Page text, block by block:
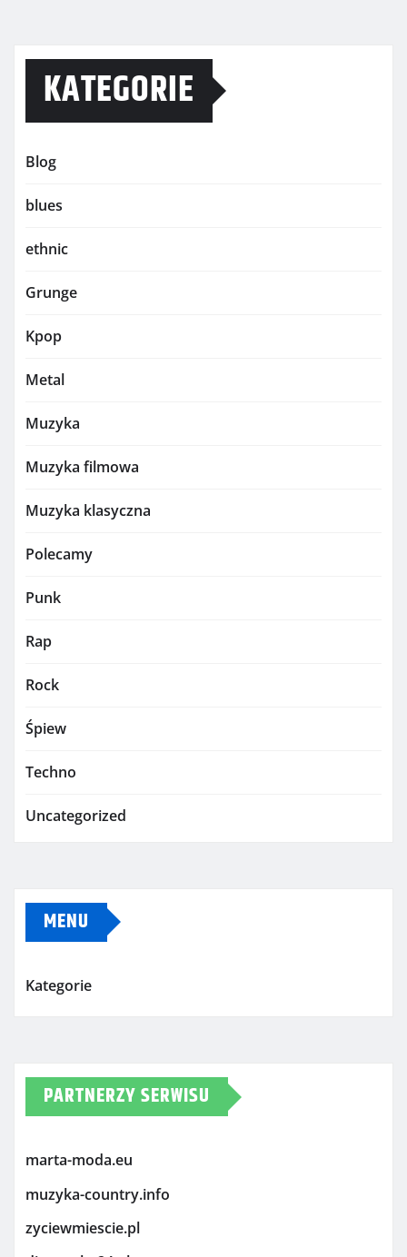
KATEGORIE
Blog
blues
ethnic
Grunge
Kpop
Metal
Muzyka
Muzyka filmowa
Muzyka klasyczna
Polecamy
Punk
Rap
Rock
Śpiew
Techno
Uncategorized
MENU
Kategorie
PARTNERZY SERWISU
marta-moda.eu
muzyka-country.info
zyciewmiescie.pl